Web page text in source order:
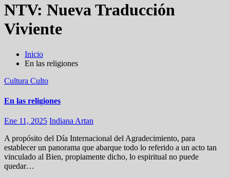
NTV: Nueva Traducción
Viviente
Inicio
En las religiones
Cultura Culto
En las religiones
Ene 11, 2025 Indiana Artan
A propósito del Día Internacional del Agradecimiento, para
establecer un panorama que abarque todo lo referido a un acto tan
vinculado al Bien, propiamente dicho, lo espiritual no puede
quedar…